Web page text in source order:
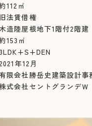
㎡
借権
陸屋根地下1階付2階建
153㎡
12月
勝岳史建築設計事
セントグランデＷ